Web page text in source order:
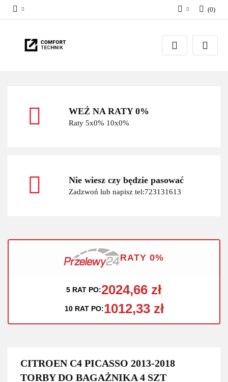
Zaloguj się
Zarejestruj się
(0)
WEŹ NA RATY 0%
Raty 5x0% 10x0%
Nie wiesz czy będzie pasować
Zadzwoń lub napisz tel:723131613
RATY 0%
5 RAT PO:2024,66 zł
10 RAT PO:1012,33 zł
CITROEN C4 PICASSO 2013-2018
TORBY DO BAGAŻNIKA 4 SZT